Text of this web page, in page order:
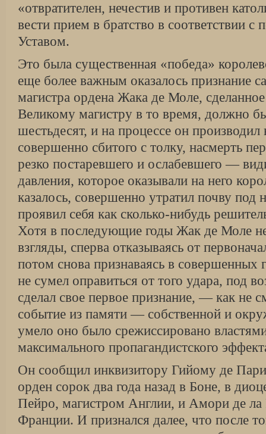
«отвратителен, нечестив и противен
вести прием в братство в соответствии с
Уставом.
Это была существенная «победа»
еще более важным оказалось признание
магистра ордена Жака де Моле,
Великому магистру в то время, должно
шестьдесят, и на процессе он производил
совершенно сбитого с толку, насмерть
резко постаревшего и ослабевшего —
давления, которое оказывали на него
казалось, совершенно утратил почву под
проявил себя как сколько-нибудь
Хотя в последующие годы Жак де Моле
взгляды, сперва отказываясь от
потом снова признаваясь в совершенных
не сумел оправиться от того удара, под
сделал свое первое признание, — как не
событие из памяти — собственной и
умело оно было срежиссировано
максимального пропагандистского
Он сообщил инквизитору Гийому де
орден сорок два года назад в Боне, в
Пейро, магистром Англии, и Амори де
Франции. И признался далее, что после